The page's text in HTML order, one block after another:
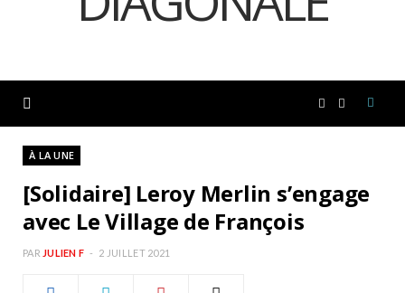
c s
À LA UNE
[Solidaire] Leroy Merlin s’engage
avec Le Village de François
PAR JULIEN F 2 JUILLET 2021